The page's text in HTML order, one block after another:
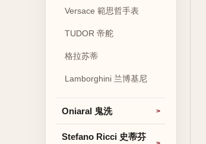
Versace 範思哲手表
TUDOR 帝舵
格拉苏蒂
Lamborghini 兰博基尼
Oniaral 鬼洗
Stefano Ricci 史蒂芬